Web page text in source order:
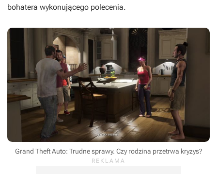
bohatera wykonującego polecenia.
Grand Theft Auto: Trudne sprawy. Czy rodzina przetrwa kryzys?